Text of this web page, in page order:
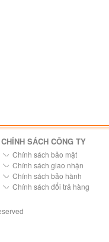
CHÍNH SÁCH CÔNG TY
Chính sách bảo mật
Chính sách giao nhận
Chính sách bảo hành
Chính sách đổi trả hàng